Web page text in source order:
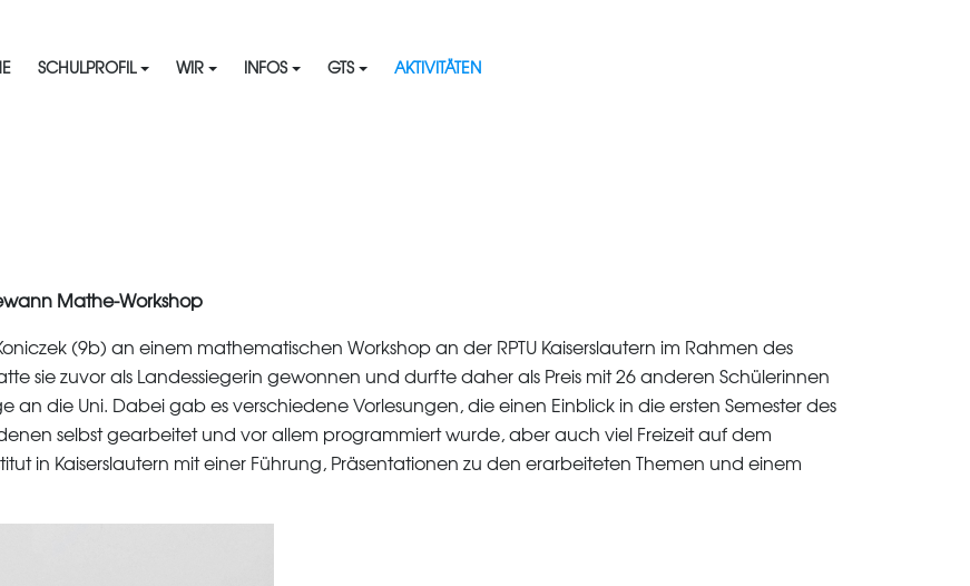
SCHULPROFIL WIR INFOS GTS AKTIVITÄTEN
Mathe-Workshop
(9b) an einem mathematischen Workshop an der RPTU Kaiserslautern im Rahmen des
sie zuvor als Landessiegerin gewonnen und durfte daher als Preis mit 26 anderen Schülerinnen
an die Uni. Dabei gab es verschiedene Vorlesungen, die einen Einblick in die ersten Semester des
selbst gearbeitet und vor allem programmiert wurde, aber auch viel Freizeit auf dem
in Kaiserslautern mit einer Führung, Präsentationen zu den erarbeiteten Themen und einem